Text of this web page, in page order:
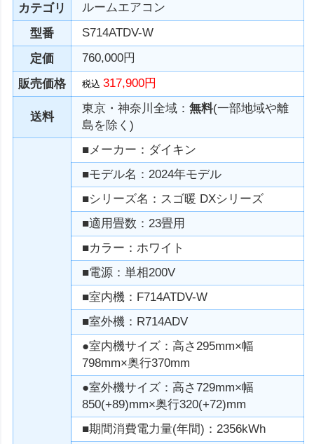
カテゴリ
ルームエアコン
型番
S714ATDV-W
定価
760,000円
販売価格
税込317,900円
送料
東京・神奈川全域：無料(一部地域や離
島を除く)
■メーカー：ダイキン
■モデル名：2024年モデル
■シリーズ名：スゴ暖 DXシリーズ
■適用畳数：23畳用
■カラー：ホワイト
■電源：単相200V
■室内機：F714ATDV-W
■室外機：R714ADV
●室内機サイズ：高さ295mm×幅
798mm×奥行370mm
●室外機サイズ：高さ729mm×幅
850(+89)mm×奥行320(+72)mm
■期間消費電力量(年間)：2356kWh